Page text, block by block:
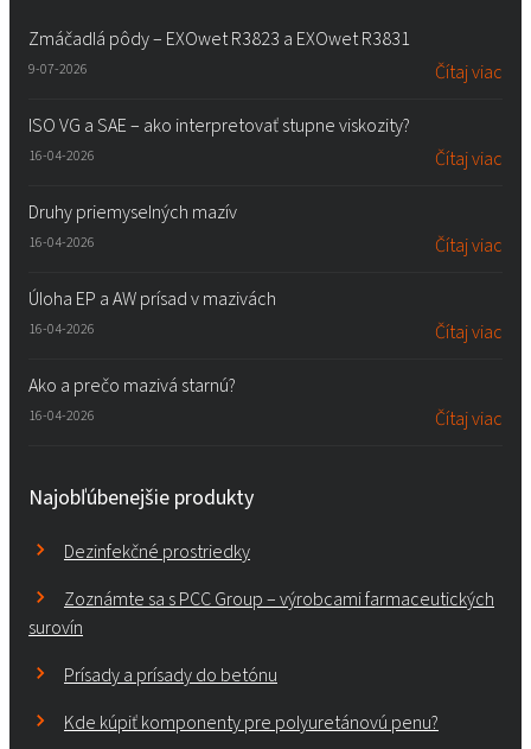
Zmáčadlá pôdy – EXOwet R3823 a EXOwet R3831
9-07-2026 Čítaj viac
ISO VG a SAE – ako interpretovať stupne viskozity?
16-04-2026 Čítaj viac
Druhy priemyselných mazív
16-04-2026 Čítaj viac
Úloha EP a AW prísad v mazivách
16-04-2026 Čítaj viac
Ako a prečo mazivá starnú?
16-04-2026 Čítaj viac
Najobľúbenejšie produkty
Dezinfekčné prostriedky
Zoznámte sa s PCC Group – výrobcami farmaceutických
surovín
Prísady a prísady do betónu
Kde kúpiť komponenty pre polyuretánovú penu?